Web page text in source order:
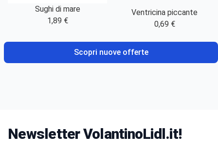
Sughi di mare
1,89 €
Ventricina piccante
0,69 €
Scopri nuove offerte
Newsletter VolantinoLidl.it!